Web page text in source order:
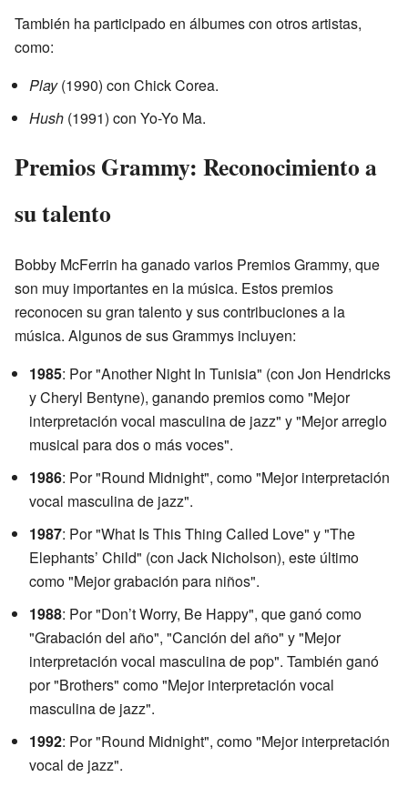
También ha participado en álbumes con otros artistas,
como:
Play(1990) con Chick Corea.
Hush (1991) con Yo-Yo Ma.
Premios Grammy: Reconocimiento a
su talento
Bobby McFerrin ha ganado varios Premios Grammy, que
son muy importantes en la música. Estos premios
reconocen su gran talento y sus contribuciones a la
música. Algunos de sus Grammys incluyen:
1985: Por "Another Night In Tunisia" (con Jon Hendricks
y Cheryl Bentyne), ganando premios como "Mejor
interpretación vocal masculina de jazz" y "Mejor arreglo
musical para dos o más voces".
1986: Por "Round Midnight", como "Mejor interpretación
vocal masculina de jazz".
1987: Por "What Is This Thing Called Love" y "The
Elephants’ Child" (con Jack Nicholson), este último
como "Mejor grabación para niños".
1988: Por "Don’t Worry, Be Happy", que ganó como
"Grabación del año", "Canción del año" y "Mejor
interpretación vocal masculina de pop". También ganó
por "Brothers" como "Mejor interpretación vocal
masculina de jazz".
1992: Por "Round Midnight", como "Mejor interpretación
vocal de jazz".